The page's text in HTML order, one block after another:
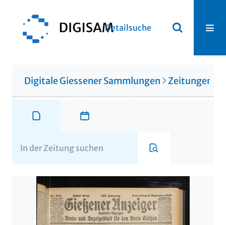
Detailsuche
Digitale Giessener Sammlungen Zeitungen